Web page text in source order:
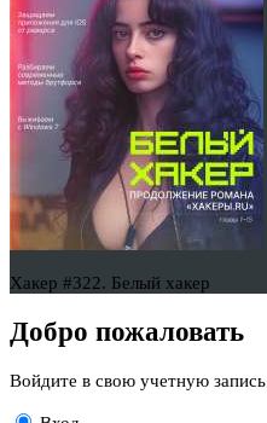
Хакер #322. Белый хакер
Добро пожаловать
Войдите в свою учетную запись